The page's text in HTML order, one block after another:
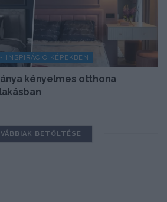
INSPIRÁCIÓ KÉPEKBEN
kényelmes otthona
BETÖLTÉSE